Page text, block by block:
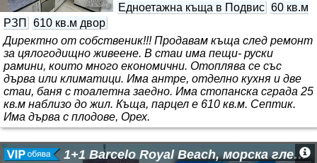
Едноетажна къща в Подвис 60 кв.м
РЗП
610 кв.м двор
Директно от собственик!!! Продавам къща след ремонт
за цялогодищно живеене. В стаи има пещи- руски
рамини, които много економични. Отоплява се със
дърва или климатици. Има антре, отделно кухня и две
стаи, баня с тоалетна заедно. Има стопанска сграда 25
кв.м наблизо до жил. Къща, парцел е 610 кв.м. Септик.
Има дърва с плодове, Орех.
1+1 Barcelo Royal Beach, морска гледка